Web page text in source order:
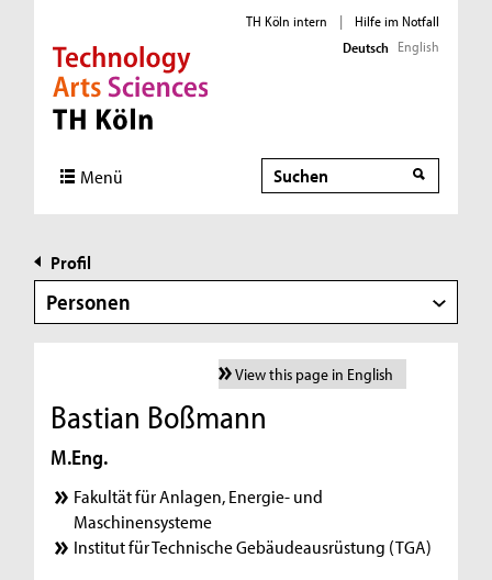
Direkt zur Hauptnavigation
Direkt zur Subnavigation
Direkt zum Inhalt
Direkt zum Fußbereich
TH Köln intern |
Hilfe im Notfall
Deutsch English
Menü Suche
Profil
Personen
View this page in English
Bastian Boßmann
M.Eng.
Fakultät für Anlagen, Energie- und
Maschinensysteme
Institut für Technische Gebäudeausrüstung (TGA)